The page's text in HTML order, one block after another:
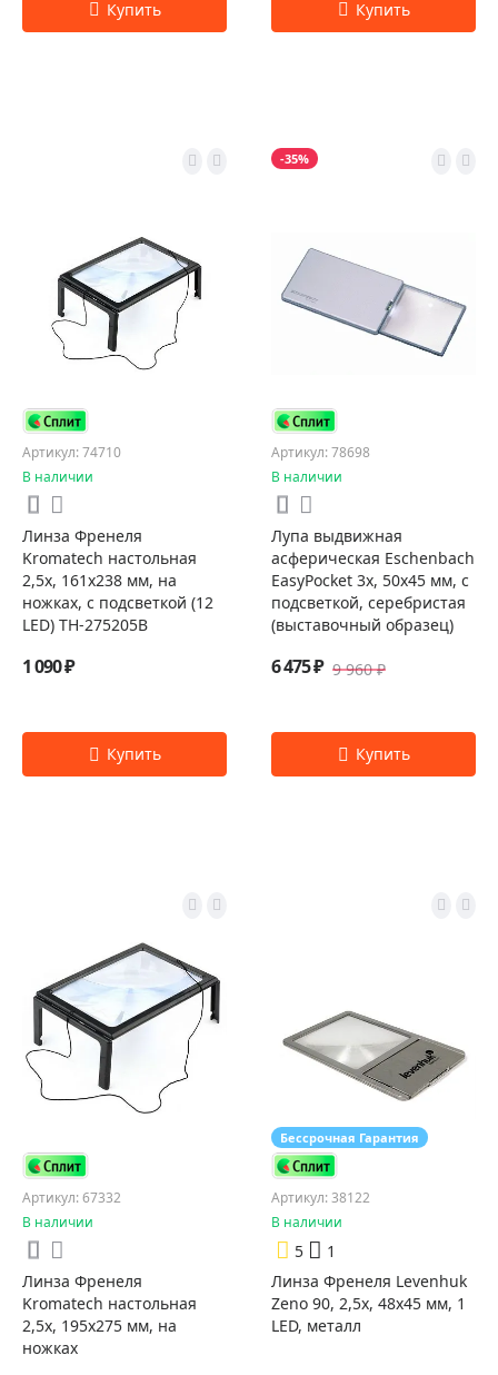
Артикул: 74710
В наличии
Линза Френеля
Kromatech настольная
2,5x, 161х238 мм, на
ножках, с подсветкой (12
LED) TH-275205B
1 090 ₽
-35%
Артикул: 78698
В наличии
Лупа выдвижная
асферическая Eschenbach
EasyPocket 3x, 50x45 мм, с
подсветкой, серебристая
(выставочный образец)
6 475 ₽ 9 960 ₽
Артикул: 67332
В наличии
Линза Френеля
Kromatech настольная
2,5x, 195х275 мм, на
ножках
Бессрочная Гарантия
Артикул: 38122
В наличии
5
1
Линза Френеля Levenhuk
Zeno 90, 2,5x, 48x45 мм, 1
LED, металл